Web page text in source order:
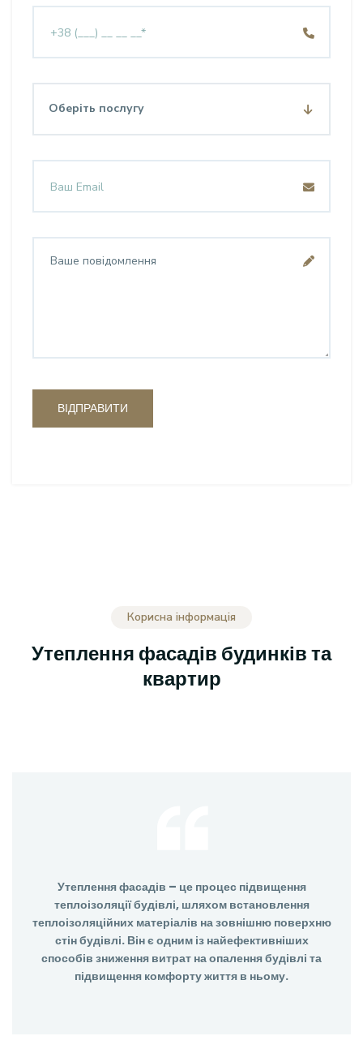
Оберіть послугу
ВІДПРАВИТИ
Корисна інформація
Утеплення фасадів будинків та
квартир
Утеплення фасадів – це процес підвищення
теплоізоляції будівлі, шляхом встановлення
теплоізоляційних матеріалів на зовнішню поверхню
стін будівлі. Він є одним із найефективніших
способів зниження витрат на опалення будівлі та
підвищення комфорту життя в ньому.